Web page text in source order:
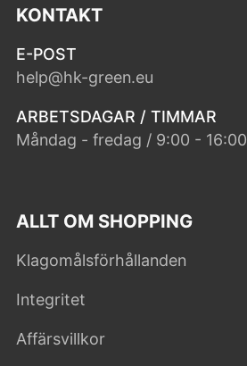
KONTAKT
E-POST
help@hk-green.eu
ARBETSDAGAR / TIMMAR
Måndag - fredag / 9:00 - 16:00
ALLT OM SHOPPING
Klagomålsförhållanden
Integritet
Affärsvillkor